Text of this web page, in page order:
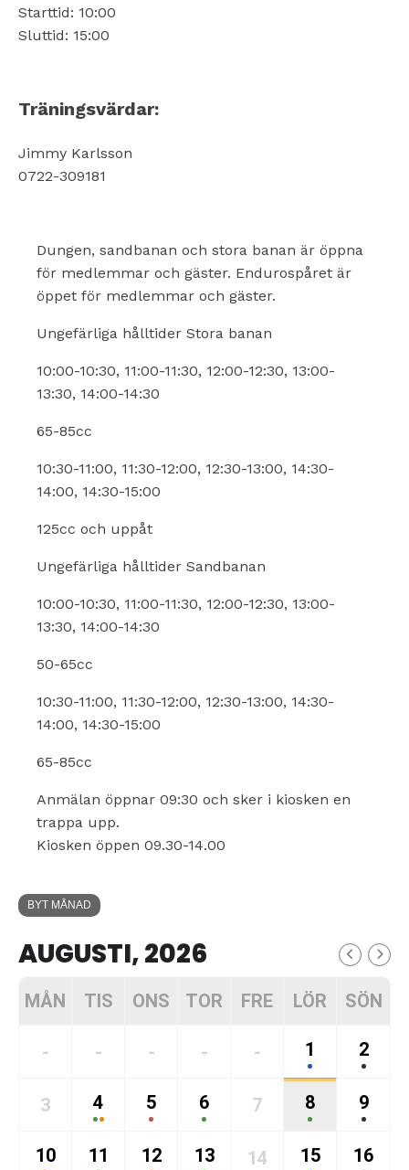
Starttid: 10:00
Sluttid: 15:00
Träningsvärdar:
Jimmy Karlsson
0722-309181
Dungen, sandbanan och stora banan är öppna
för medlemmar och gäster. Endurospåret är
öppet för medlemmar och gäster.
Ungefärliga hålltider Stora banan
10:00-10:30, 11:00-11:30, 12:00-12:30, 13:00-
13:30, 14:00-14:30
65-85cc
10:30-11:00, 11:30-12:00, 12:30-13:00, 14:30-
14:00, 14:30-15:00
125cc och uppåt
Ungefärliga hålltider Sandbanan
10:00-10:30, 11:00-11:30, 12:00-12:30, 13:00-
13:30, 14:00-14:30
50-65cc
10:30-11:00, 11:30-12:00, 12:30-13:00, 14:30-
14:00, 14:30-15:00
65-85cc
Anmälan öppnar 09:30 och sker i kiosken en
trappa upp.
Kiosken öppen 09.30-14.00
BYT MÅNAD
AUGUSTI, 2026
MÅN TIS ONS TOR FRE LÖR SÖN
- - - - - 1 2
3 4 5 6 7 8 9
10 11 12 13 14 15 16